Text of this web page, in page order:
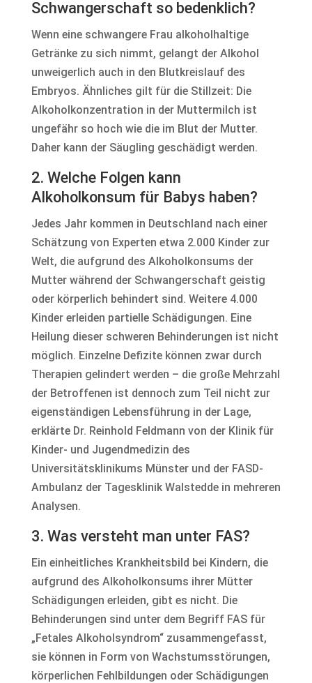
Schwangerschaft so bedenklich?
Wenn eine schwangere Frau alkoholhaltige
Getränke zu sich nimmt, gelangt der Alkohol
unweigerlich auch in den Blutkreislauf des
Embryos. Ähnliches gilt für die Stillzeit: Die
Alkoholkonzentration in der Muttermilch ist
ungefähr so hoch wie die im Blut der Mutter.
Daher kann der Säugling geschädigt werden.
2. Welche Folgen kann
Alkoholkonsum für Babys haben?
Jedes Jahr kommen in Deutschland nach einer
Schätzung von Experten etwa 2.000 Kinder zur
Welt, die aufgrund des Alkoholkonsums der
Mutter während der Schwangerschaft geistig
oder körperlich behindert sind. Weitere 4.000
Kinder erleiden partielle Schädigungen. Eine
Heilung dieser schweren Behinderungen ist nicht
möglich. Einzelne Defizite können zwar durch
Therapien gelindert werden – die große Mehrzahl
der Betroffenen ist dennoch zum Teil nicht zur
eigenständigen Lebensführung in der Lage,
erklärte Dr. Reinhold Feldmann von der Klinik für
Kinder- und Jugendmedizin des
Universitätsklinikums Münster und der FASD-
Ambulanz der Tagesklinik Walstedde in mehreren
Analysen.
3. Was versteht man unter FAS?
Ein einheitliches Krankheitsbild bei Kindern, die
aufgrund des Alkoholkonsums ihrer Mütter
Schädigungen erleiden, gibt es nicht. Die
Behinderungen sind unter dem Begriff FAS für
„Fetales Alkoholsyndrom“ zusammengefasst,
sie können in Form von Wachstumsstörungen,
körperlichen Fehlbildungen oder Schädigungen